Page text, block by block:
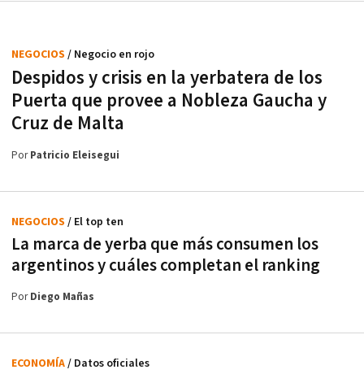
Despidos y crisis en la yerbatera de los
Puerta que provee a Nobleza Gaucha y
Cruz de Malta
NEGOCIOS / Negocio en rojo
PorPatricio Eleisegui
La marca de yerba que más consumen los
argentinos y cuáles completan el ranking
NEGOCIOS / El top ten
PorDiego Mañas
ECONOMÍA/ Datos oficiales